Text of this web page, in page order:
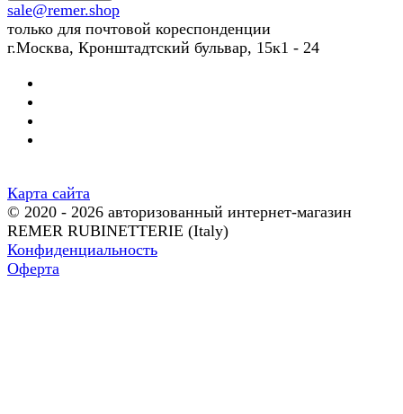
sale@remer.shop
только для почтовой кореспонденции
г.Москва, Кронштадтский бульвар, 15к1 - 24
Карта сайта
© 2020 - 2026 авторизованный интернет-магазин
REMER RUBINETTERIE (Italy)
Конфиденциальность
Оферта